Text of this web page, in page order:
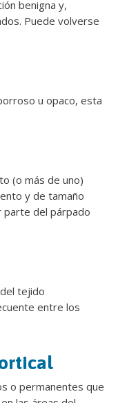
benigna y,
Puede volverse
u opaco, esta
(o más de uno)
y de tamaño
parte del párpado
tejido
entre los
o permanentes que